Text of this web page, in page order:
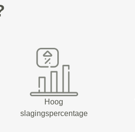
Hoog
slagingspercentage